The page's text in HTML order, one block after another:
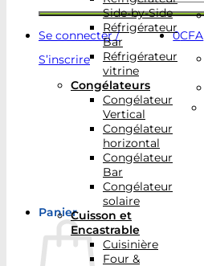
Se connecter /
S’inscrire
0CFA
Panier
Side-by-Side
Réfrigérateur
Bar
Réfrigérateur
vitrine
Congélateurs
Congélateur
Vertical
Congélateur
horizontal
Congélateur
Bar
Congélateur
solaire
Cuisson et
Encastrable
Cuisinière
Four &